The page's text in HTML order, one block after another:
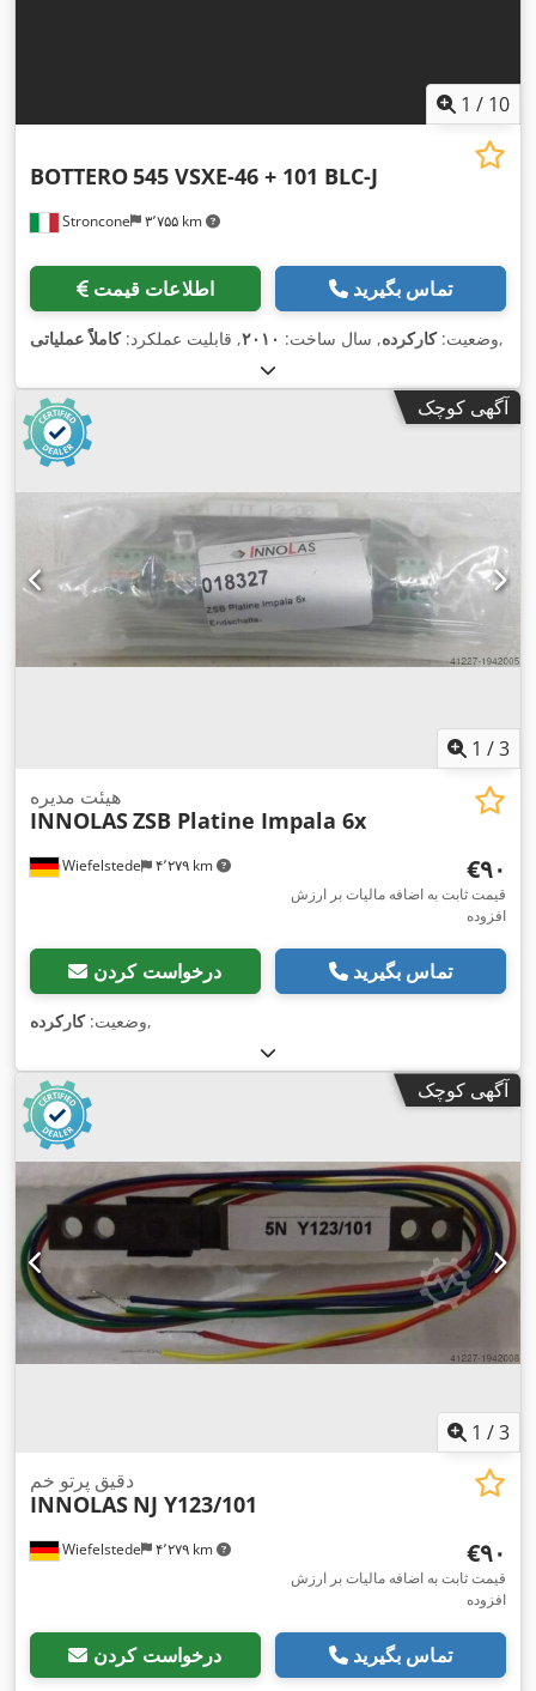
1 / 10
Stroncone ۳٬۷۵۵ km
BOTTERO545 VSXE-46 + 101 BLC-J
اطلاعات قیمت تماس بگیرید
وضعیت:کارکرده, سال ساخت: ۲۰۱۰, قابلیت عملکرد:کاملاً عملیاتی ,
آگهی کوچک
1 /3
Wiefelstede ۴٬۲۷۹ km
هیئت مدیره
INNOLASZSB Platine Impala 6x
‎€۹۰
قیمت ثابت به اضافه مالیات بر ارزش
افزوده
درخواست کردن تماس بگیرید
وضعیت:کارکرده ,
آگهی کوچک
1 /3
Wiefelstede ۴٬۲۷۹ km
دقیق پرتو خم
INNOLAS NJ Y123/101
‎€۹۰
قیمت ثابت به اضافه مالیات بر ارزش
افزوده
درخواست کردن تماس بگیرید